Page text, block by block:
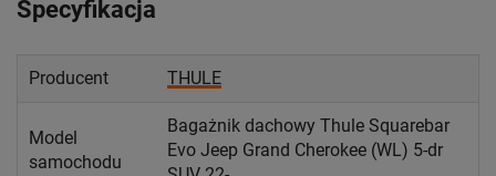
Specyfikacja
Producent THULE
Model
samochodu
Bagażnik dachowy Thule Squarebar
Evo Jeep Grand Cherokee (WL) 5-dr